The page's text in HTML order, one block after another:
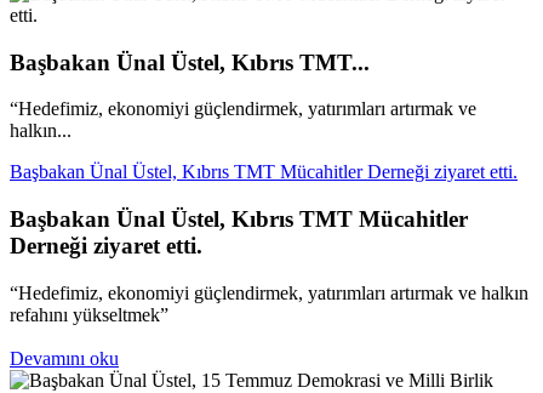
Başbakan Ünal Üstel, Kıbrıs TMT...
“Hedefimiz, ekonomiyi güçlendirmek, yatırımları artırmak ve
halkın...
Başbakan Ünal Üstel, Kıbrıs TMT Mücahitler Derneği ziyaret etti.
Başbakan Ünal Üstel, Kıbrıs TMT Mücahitler
Derneği ziyaret etti.
“Hedefimiz, ekonomiyi güçlendirmek, yatırımları artırmak ve halkın
refahını yükseltmek”
Devamını oku